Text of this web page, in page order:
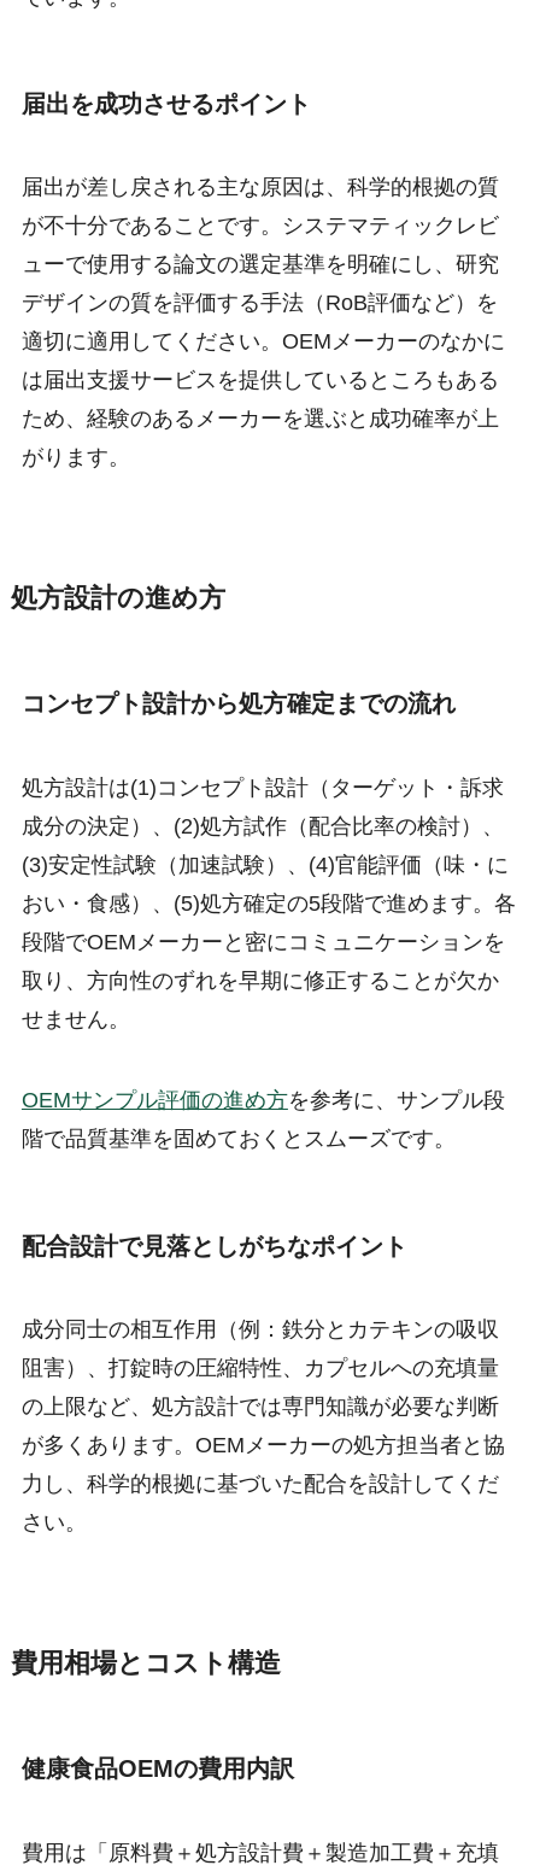
届出を成功させるポイント
届出が差し戻される主な原因は、科学的根拠の質
が不十分であることです。システマティックレビ
ューで使用する論文の選定基準を明確にし、研究
デザインの質を評価する手法（RoB評価など）を
適切に適用してください。OEMメーカーのなかに
は届出支援サービスを提供しているところもある
ため、経験のあるメーカーを選ぶと成功確率が上
がります。
処方設計の進め方
コンセプト設計から処方確定までの流れ
処方設計は(1)コンセプト設計（ターゲット・訴求
成分の決定）、(2)処方試作（配合比率の検討）、
(3)安定性試験（加速試験）、(4)官能評価（味・に
おい・食感）、(5)処方確定の5段階で進めます。各
段階でOEMメーカーと密にコミュニケーションを
取り、方向性のずれを早期に修正することが欠か
せません。
OEMサンプル評価の進め方を参考に、サンプル段
階で品質基準を固めておくとスムーズです。
配合設計で見落としがちなポイント
成分同士の相互作用（例：鉄分とカテキンの吸収
阻害）、打錠時の圧縮特性、カプセルへの充填量
の上限など、処方設計では専門知識が必要な判断
が多くあります。OEMメーカーの処方担当者と協
力し、科学的根拠に基づいた配合を設計してくだ
さい。
費用相場とコスト構造
健康食品OEMの費用内訳
費用は「原料費＋処方設計費＋製造加工費＋充填